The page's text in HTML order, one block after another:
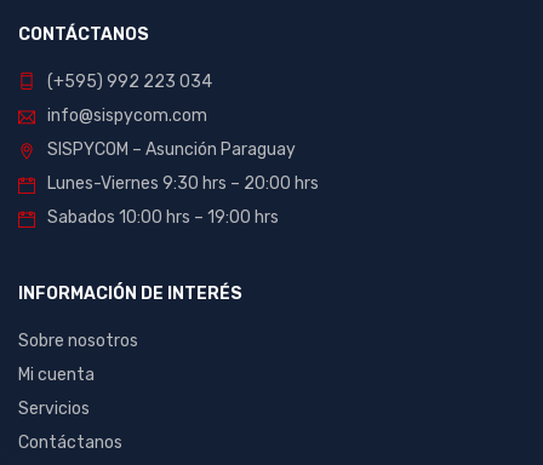
CONTÁCTANOS
(+595) 992 223 034
info@sispycom.com
SISPYCOM – Asunción Paraguay
Lunes-Viernes 9:30 hrs – 20:00 hrs
Sabados 10:00 hrs – 19:00 hrs
INFORMACIÓN DE INTERÉS
Sobre nosotros
Mi cuenta
Servicios
Contáctanos